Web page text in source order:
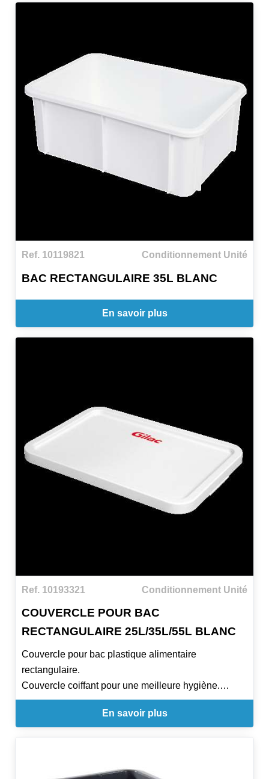
Ref. 10119821 Conditionnement Unité
BAC RECTANGULAIRE 35L BLANC
En savoir plus
Ref. 10193321 Conditionnement Unité
COUVERCLE POUR BAC
RECTANGULAIRE 25L/35L/55L BLANC
Couvercle pour bac plastique alimentaire
rectangulaire.
Couvercle coiffant pour une meilleure hygiène.
Hauteur 35MMxLarg.400MMxLong. 600MM
En savoir plus